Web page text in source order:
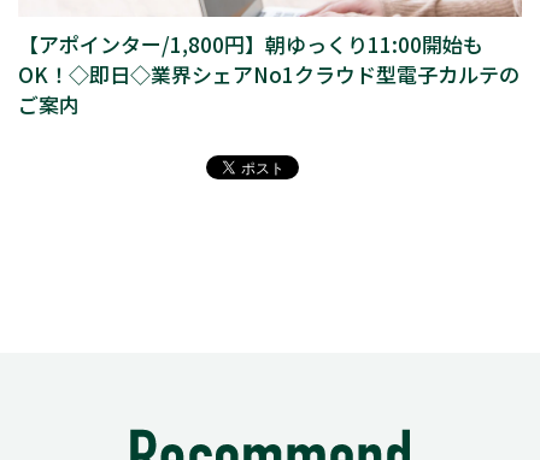
【アポインター/1,800円】朝ゆっくり11:00開始も
OK！◇即日◇業界シェアNo1クラウド型電子カルテの
ご案内